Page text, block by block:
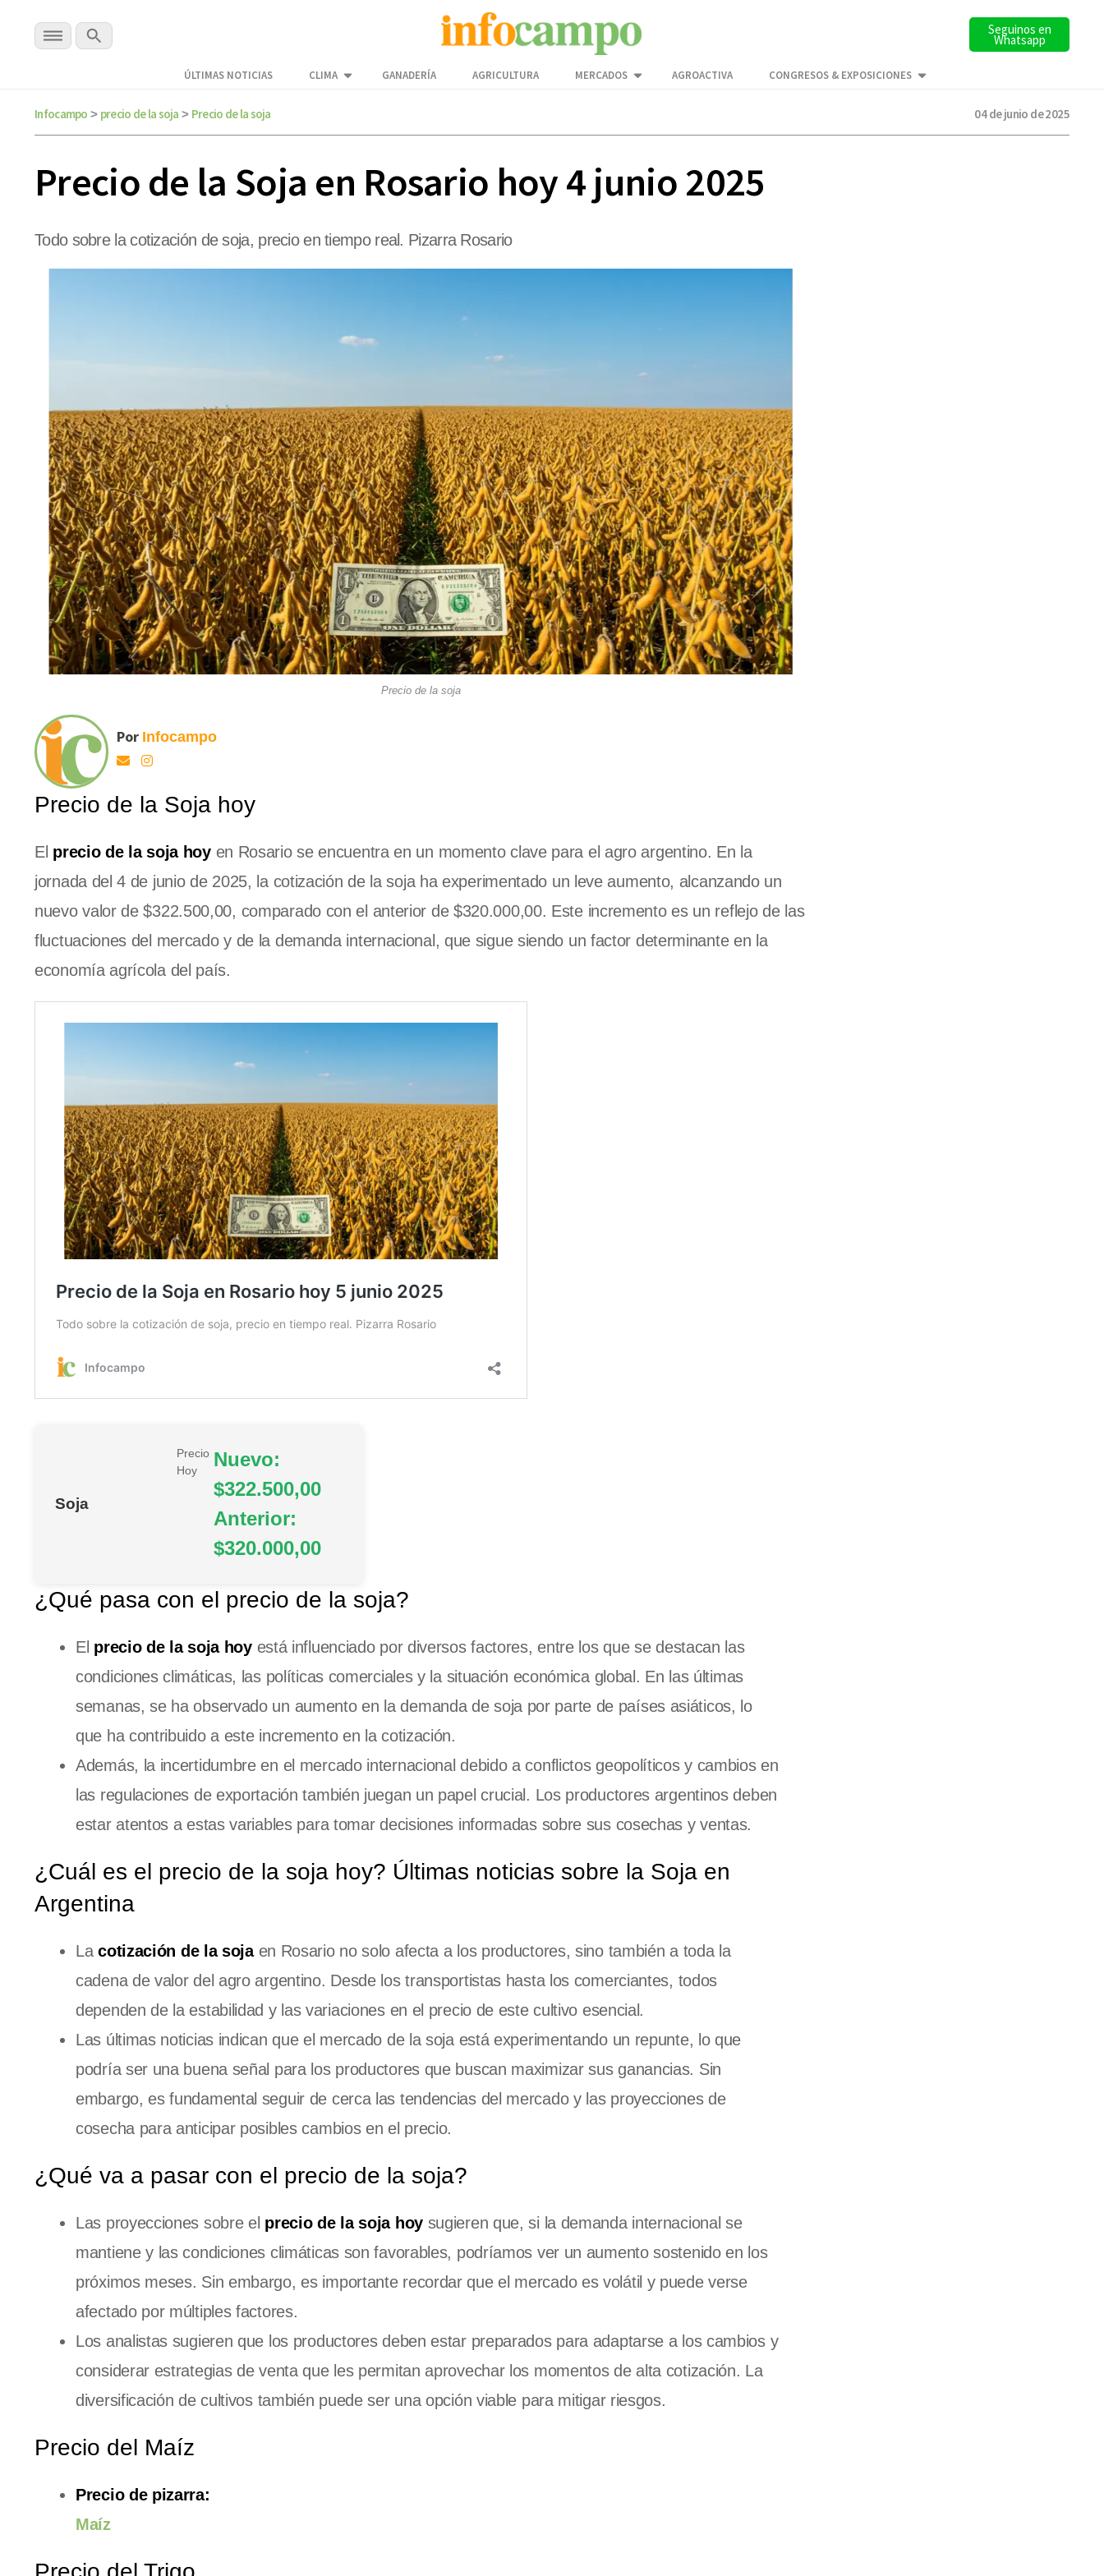
Seguinos en
Whatsapp
ÚLTIMAS NOTICIAS CLIMA GANADERÍA AGRICULTURA MERCADOS AGROACTIVA CONGRESOS & EXPOSICIONES
Infocampo > precio de la soja > Precio de la soja 04 de junio de 2025
Precio de la Soja en Rosario hoy 4 junio 2025
Todo sobre la cotización de soja, precio en tiempo real. Pizarra Rosario
Precio de la soja
Por Infocampo
Precio de la Soja hoy
El precio de la soja hoyen Rosario se encuentra en un momento clave para el agro argentino. En la
jornada del 4 de junio de 2025, la cotización de la soja ha experimentado un leve aumento, alcanzando un
nuevo valor de $322.500,00, comparado con el anterior de $320.000,00. Este incremento es un reflejo de las
fluctuaciones del mercado y de la demanda internacional, que sigue siendo un factor determinante en la
economía agrícola del país.
Soja
Precio
Hoy
Nuevo:
$322.500,00
Anterior:
$320.000,00
¿Qué pasa con el precio de la soja?
El precio de la soja hoyestá influenciado por diversos factores, entre los que se destacan las
condiciones climáticas, las políticas comerciales y la situación económica global. En las últimas
semanas, se ha observado un aumento en la demanda de soja por parte de países asiáticos, lo
que ha contribuido a este incremento en la cotización.
Además, la incertidumbre en el mercado internacional debido a conflictos geopolíticos y cambios en
las regulaciones de exportación también juegan un papel crucial. Los productores argentinos deben
estar atentos a estas variables para tomar decisiones informadas sobre sus cosechas y ventas.
¿Cuál es el precio de la soja hoy? Últimas noticias sobre la Soja en
Argentina
Lacotización de la sojaen Rosario no solo afecta a los productores, sino también a toda la
cadena de valor del agro argentino. Desde los transportistas hasta los comerciantes, todos
dependen de la estabilidad y las variaciones en el precio de este cultivo esencial.
Las últimas noticias indican que el mercado de la soja está experimentando un repunte, lo que
podría ser una buena señal para los productores que buscan maximizar sus ganancias. Sin
embargo, es fundamental seguir de cerca las tendencias del mercado y las proyecciones de
cosecha para anticipar posibles cambios en el precio.
¿Qué va a pasar con el precio de la soja?
Las proyecciones sobre el precio de la soja hoysugieren que, si la demanda internacional se
mantiene y las condiciones climáticas son favorables, podríamos ver un aumento sostenido en los
próximos meses. Sin embargo, es importante recordar que el mercado es volátil y puede verse
afectado por múltiples factores.
Los analistas sugieren que los productores deben estar preparados para adaptarse a los cambios y
considerar estrategias de venta que les permitan aprovechar los momentos de alta cotización. La
diversificación de cultivos también puede ser una opción viable para mitigar riesgos.
Precio del Maíz
Precio de pizarra:
Maíz